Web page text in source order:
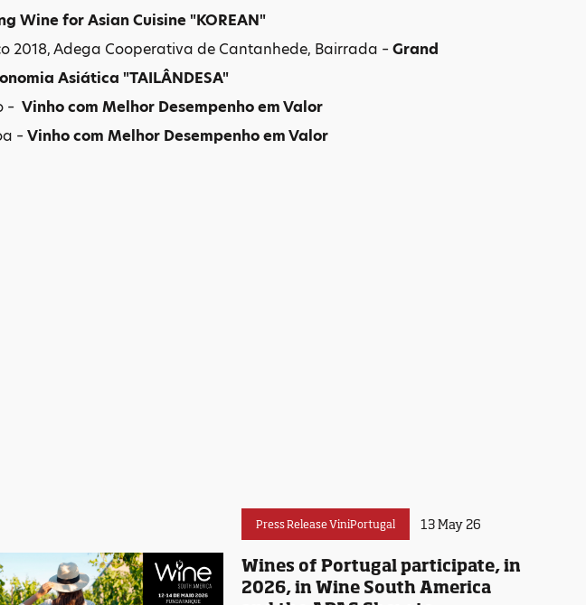
Wine for Asian Cuisine "KOREAN"
2018, Adega Cooperativa de Cantanhede, Bairrada –Grand
Asiática "TAILÂNDESA"
–Vinho com Melhor Desempenho em Valor
–Vinho com Melhor Desempenho em Valor
Press Release ViniPortugal 13 May 26
Wines of Portugal participate, in
2026, in Wine South America